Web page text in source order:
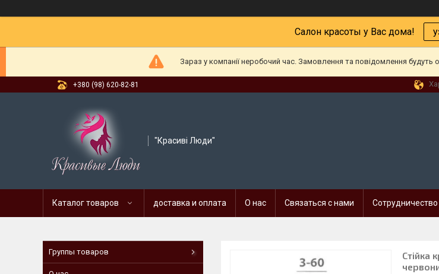
Салон красоты у Вас дома!
Зараз у компанії неробочий час. Замовлення та повідомлення
+380 (98) 620-82-81
"Красиві Люди"
Каталог товаров доставка и оплата О нас Связаться с нами Сотрудничество
Стійка
Группы товаров